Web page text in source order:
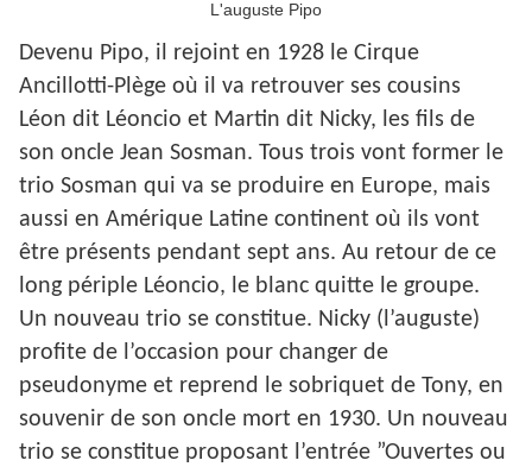
L'auguste Pipo
Devenu Pipo, il rejoint en 1928 le Cirque
Ancillotti-Plège où il va retrouver ses cousins
Léon dit Léoncio et Martin dit Nicky, les fils de
son oncle Jean Sosman. Tous trois vont former le
trio Sosman qui va se produire en Europe, mais
aussi en Amérique Latine continent où ils vont
être présents pendant sept ans. Au retour de ce
long périple Léoncio, le blanc quitte le groupe.
Un nouveau trio se constitue. Nicky (l’auguste)
profite de l’occasion pour changer de
pseudonyme et reprend le sobriquet de Tony, en
souvenir de son oncle mort en 1930. Un nouveau
trio se constitue proposant l’entrée ”Ouvertes ou